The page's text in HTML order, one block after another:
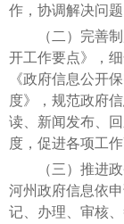
作，协调解决问
（二）完善制
开工作要点》，
《政府信息公开
度》，规范政府
读、新闻发布、
度，促进各项工
（三）推进政
河州政府信息依
记、办理、审核